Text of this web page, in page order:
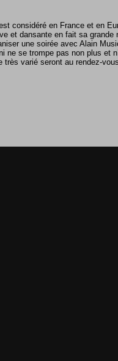
considéré en France et en
et dansante en fait sa
une soirée avec Alain
ne se trompe pas non plus et
varié seront au rendez-